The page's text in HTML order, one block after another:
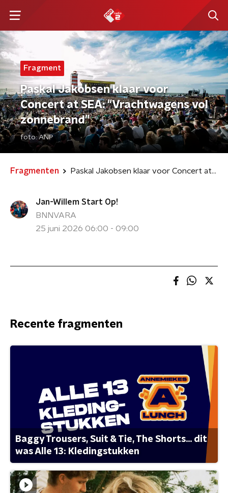
Fragment
Paskal Jakobsen klaar voor
Concert at SEA: "Vrachtwagens vol
zonnebrand"
foto:ANP
Fragmenten Paskal Jakobsen klaar voor Concert at SEA: "Vrachtwagens vol zonnebrand"
Jan-Willem Start Op!
BNNVARA
25 juni 2026 06:00 - 09:00
Recente fragmenten
Baggy Trousers, Suit & Tie, The Shorts... dit
was Alle 13: Kledingstukken